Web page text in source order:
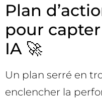
Plan
pour
IA 🚀
Un plan serré en
enclencher la